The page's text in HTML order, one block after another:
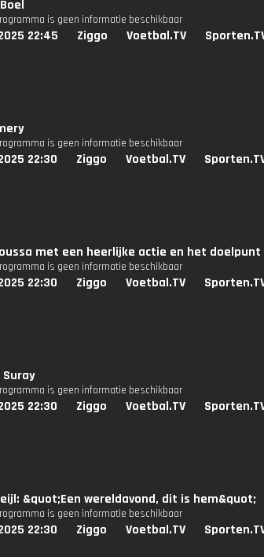
is geen informatie beschikbaar
22:45 Ziggo Voetbal.TV
is geen informatie beschikbaar
22:30 Ziggo Voetbal.TV
met een heerlijke actie en het doelpunt
is geen informatie beschikbaar
22:30 Ziggo Voetbal.TV
is geen informatie beschikbaar
22:30 Ziggo Voetbal.TV
&quot;Een wereldavond, dit is hem&quot;
is geen informatie beschikbaar
22:30 Ziggo Voetbal.TV